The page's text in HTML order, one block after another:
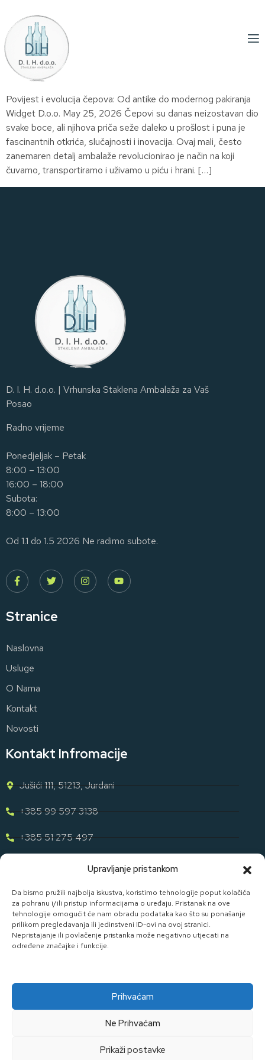
Upravljanje pristankom
Da bismo pružili najbolja iskustva, koristimo tehnologije poput kolačića
za pohranu i/ili pristup informacijama o uređaju. Pristanak na ove
tehnologije omogućit će nam obradu podataka kao što su ponašanje
prilikom pregledavanja ili jedinstveni ID-ovi na ovoj stranici.
Nepristajanje ili povlačenje pristanka može negativno utjecati na
određene značajke i funkcije.
Prihvaćam
Ne Prihvaćam
Prikaži postavke
Povijest i evolucija čepova: Od antike do modernog pakiranja
Widget D.o.o. May 25, 2026 Čepovi su danas neizostavan dio
svake boce, ali njihova priča seže daleko u prošlost i puna je
fascinantnih otkrića, slučajnosti i inovacija. Ovaj mali, često
zanemaren detalj ambalaže revolucionirao je način na koji
čuvamo, transportiramo i uživamo u piću i hrani. […]
D. I. H. d.o.o. | Vrhunska Staklena Ambalaža za Vaš
Posao
Radno vrijeme
Ponedjeljak – Petak
8:00 – 13:00
16:00 – 18:00
Subota:
8:00 – 13:00
Od 1.1 do 1.5 2026 Ne radimo subote.
Stranice
Naslovna
Usluge
O Nama
Kontakt
Novosti
Kontakt Infromacije
Jušići 111, 51213, Jurdani
+385 99 597 3138
+385 51 275 497
eugen.dih@gmail.com
Naša Ponuda
Otkrijte cijelu našu ponudu u svijetu staklene ambalaže uz D. I.
H.